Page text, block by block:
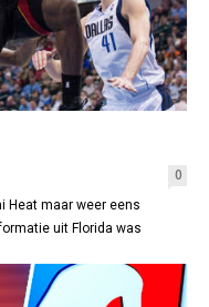
0
Heat maar weer eens
uit Florida was